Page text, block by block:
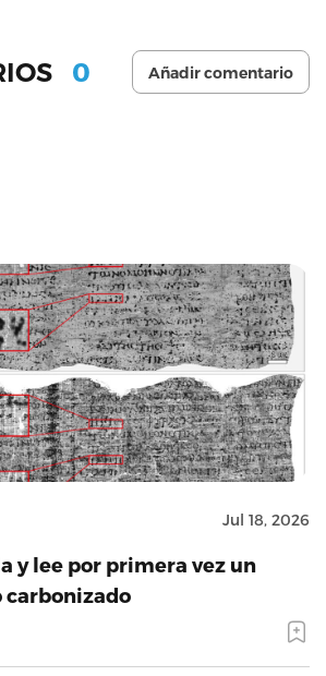
0 Añadir comentario
Jul 18, 2026
y lee por primera vez un
carbonizado